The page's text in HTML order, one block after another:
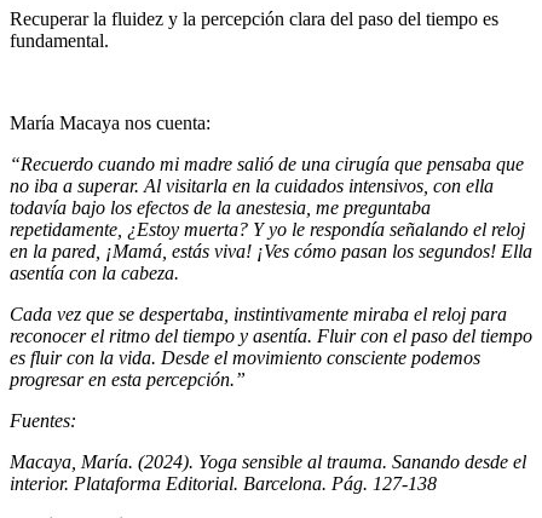
Recuperar la fluidez y la percepción clara del paso del tiempo es
fundamental.
María Macaya nos cuenta:
“Recuerdo cuando mi madre salió de una cirugía que pensaba que
no iba a superar. Al visitarla en la cuidados intensivos , con ella
todavía bajo los efectos de la anestesia, me preguntaba
repetidamente, ¿Estoy muerta? Y yo le respondía señalando el reloj
en la pared, ¡Mamá, estás viva! ¡Ves cómo pasan los segundos! Ella
asentía con la cabeza.
Cada vez que se despertaba, instintivamente miraba el reloj para
reconocer el ritmo del tiempo y asentía. Fluir con el paso del tiempo
es fluir con la vida. Desde el movimiento consciente podemos
progresar en esta percepción.”
Fuentes:
Macaya, María. (2024). Yoga sensible al trauma. Sanando desde el
interior. Plataforma Editorial. Barcelona. Pág. 127-138